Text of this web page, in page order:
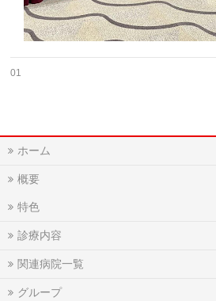
01
ホーム
概要
特色
診療内容
関連病院一覧
グループ